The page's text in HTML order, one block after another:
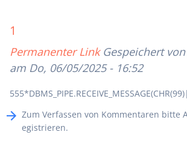
1
Permanenter Link Gespeichert von
am Do, 06/05/2025 - 16:52
Zum Verfassen von Kommentaren bitte
egistrieren.